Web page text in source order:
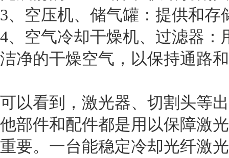
3、空压机、储气罐：提供和存
4、空气冷却干燥机、过滤器
洁净的干燥空气，以保持通路
可以看到，激光器、切割头等
他部件和配件都是用以保障激
重要。一台能稳定冷却光纤激